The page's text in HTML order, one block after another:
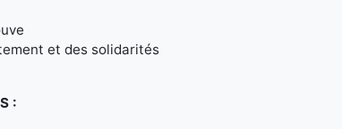
et des solidarités
: